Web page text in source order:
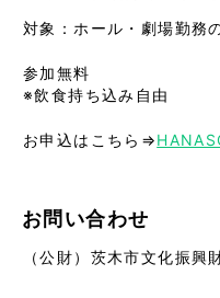
対象：ホール・劇場勤務
参加無料
※飲食持ち込み自由
お申込はこちら⇒
お問い合わせ
（公財）茨木市文化振